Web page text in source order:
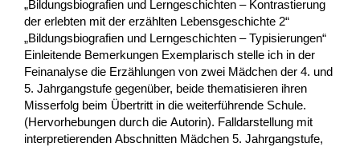
„Bildungsbiografien und Lerngeschichten – Kontrastierung
der erlebten mit der erzählten Lebensgeschichte 2“
„Bildungsbiografien und Lerngeschichten – Typisierungen“
Einleitende Bemerkungen Exemplarisch stelle ich in der
Feinanalyse die Erzählungen von zwei Mädchen der 4. und
5. Jahrgangstufe gegenüber, beide thematisieren ihren
Misserfolg beim Übertritt in die weiterführende Schule.
(Hervorhebungen durch die Autorin). Falldarstellung mit
interpretierenden Abschnitten Mädchen 5. Jahrgangstufe,